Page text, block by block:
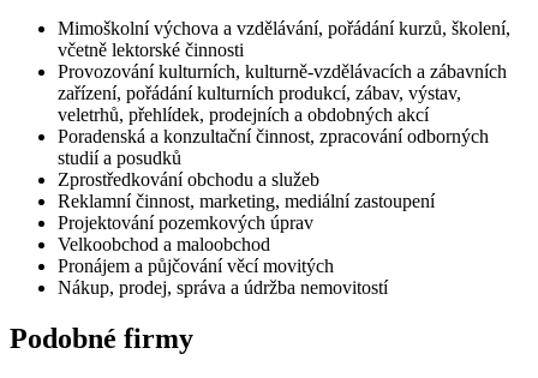
Mimoškolní výchova a vzdělávání, pořádání kurzů, školení,
včetně lektorské činnosti
Provozování kulturních, kulturně-vzdělávacích a zábavních
zařízení, pořádání kulturních produkcí, zábav, výstav,
veletrhů, přehlídek, prodejních a obdobných akcí
Poradenská a konzultační činnost, zpracování odborných
studií a posudků
Zprostředkování obchodu a služeb
Reklamní činnost, marketing, mediální zastoupení
Projektování pozemkových úprav
Velkoobchod a maloobchod
Pronájem a půjčování věcí movitých
Nákup, prodej, správa a údržba nemovitostí
Podobné firmy